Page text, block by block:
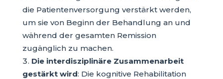
die Patientenversorgung verstärkt werden,
um sie von Beginn der Behandlung an und
während der gesamten Remission
zugänglich zu machen.
Die interdisziplinäre Zusammenarbeit
gestärkt wird: Die kognitive Rehabilitation